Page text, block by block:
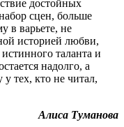
достойных
сцен, больше
в варьете, не
историей любви,
таланта и
надолго, а
тех, кто не читал,
Алиса Туманова